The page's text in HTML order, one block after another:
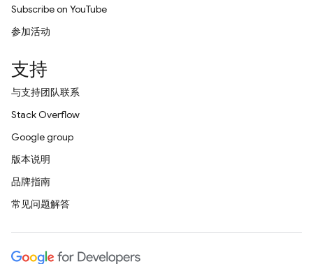
Subscribe on YouTube
参加活动
支持
与支持团队联系
Stack Overflow
Google group
版本说明
品牌指南
常见问题解答